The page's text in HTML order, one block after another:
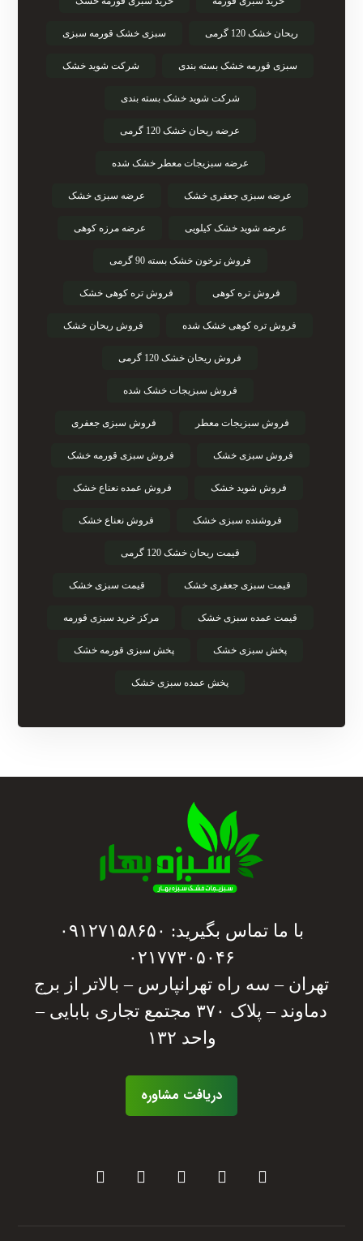
ریحان خشک 120 گرمی سبزی خشک قورمه سبزی
سبزی قورمه خشک بسته بندی شرکت شوید خشک
شرکت شوید خشک بسته بندی
عرضه ریحان خشک 120 گرمی
عرضه سبزیجات معطر خشک شده
عرضه سبزی جعفری خشک عرضه سبزی خشک
عرضه شوید خشک کیلویی عرضه مرزه کوهی
فروش ترخون خشک بسته 90 گرمی
فروش تره کوهی فروش تره کوهی خشک
فروش تره کوهی خشک شده فروش ریحان خشک
فروش ریحان خشک 120 گرمی
فروش سبزیجات خشک شده
فروش سبزیجات معطر فروش سبزی جعفری
فروش سبزی خشک فروش سبزی قورمه خشک
فروش شوید خشک فروش عمده نعناع خشک
فروشنده سبزی خشک فروش نعناع خشک
قیمت ریحان خشک 120 گرمی
قیمت سبزی جعفری خشک قیمت سبزی خشک
قیمت عمده سبزی خشک مرکز خرید سبزی قورمه
پخش سبزی خشک پخش سبزی قورمه خشک
پخش عمده سبزی خشک
با ما تماس بگیرید: ۰۹۱۲۷۱۵۸۶۵۰
۰۲۱۷۷۳۰۵۰۴۶
تهران – سه راه تهرانپارس – بالاتر از برج
دماوند – پلاک ۳۷۰ مجتمع تجاری بابایی –
واحد ۱۳۲
دریافت مشاوره